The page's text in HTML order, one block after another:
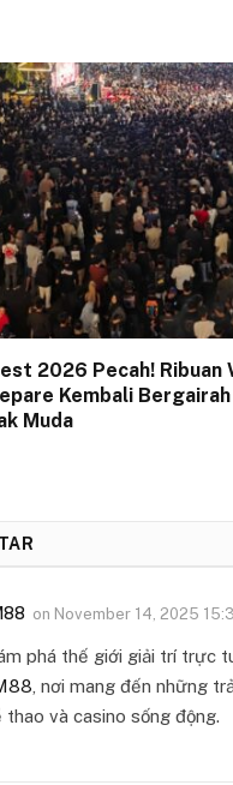
2026 Pecah! Ribuan
Kembali
Muda
on November 14, 2025
phá thế giới giải trí trực
, nơi mang đến những
thao và casino sống động.